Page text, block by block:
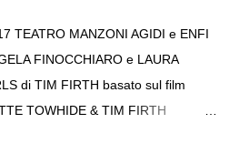
TEATRO MANZONI AGIDI e ENFI
FINOCCHIARO e LAURA
di TIM FIRTH basato sul film
TOWHIDE & TIM FIRTH